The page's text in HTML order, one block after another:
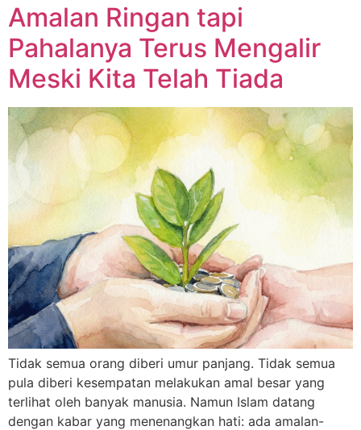
Amalan Ringan tapi
Pahalanya Terus Mengalir
Meski Kita Telah Tiada
Tidak semua orang diberi umur panjang. Tidak semua
pula diberi kesempatan melakukan amal besar yang
terlihat oleh banyak manusia. Namun Islam datang
dengan kabar yang menenangkan hati: ada amalan-